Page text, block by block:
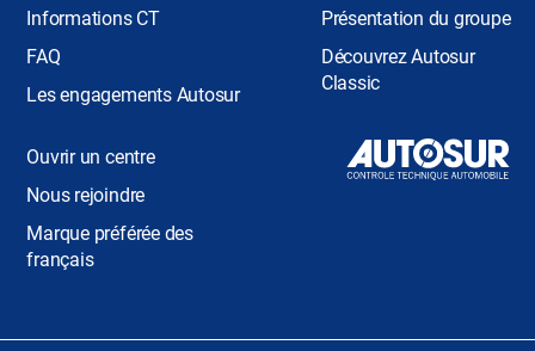
Informations CT
FAQ
Les engagements Autosur
Présentation du groupe
Découvrez Autosur
Classic
Ouvrir un centre
Nous rejoindre
Marque préférée des
français